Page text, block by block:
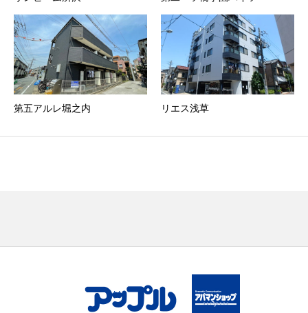
第五アルレ堀之内 リエス浅草